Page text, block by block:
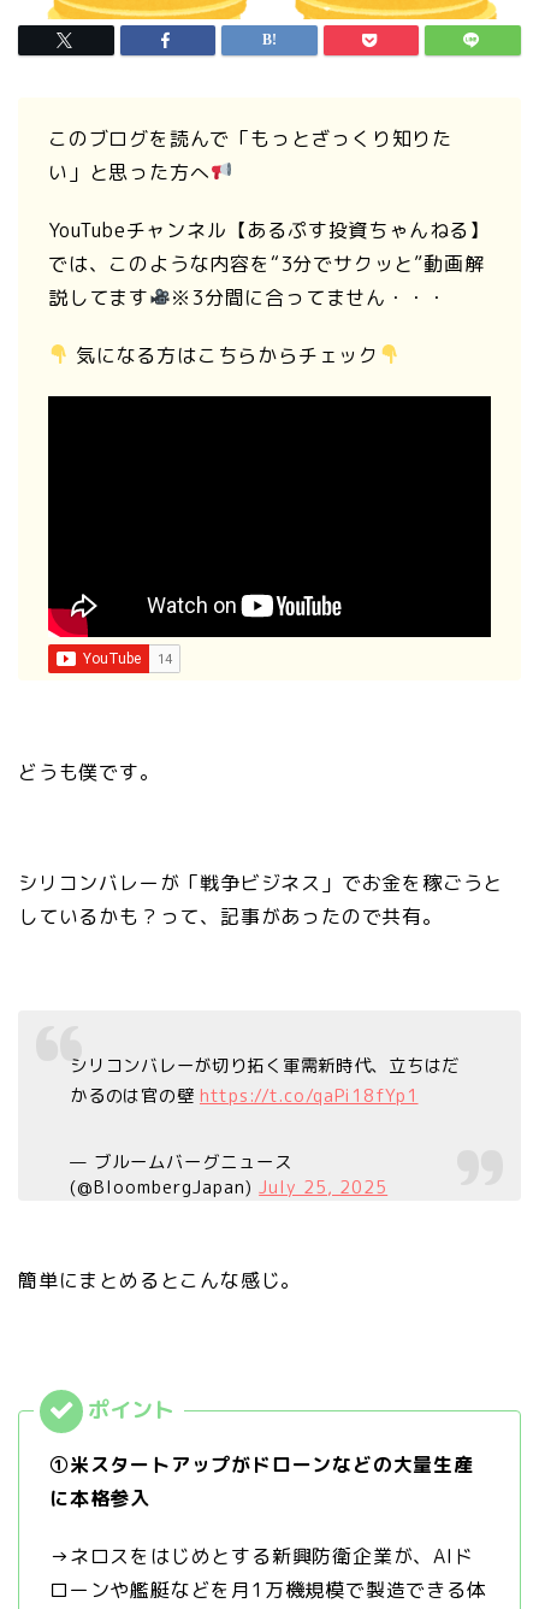
このブログを読んで「もっとざっくり知りた
い」と思った方へ
YouTubeチャンネル【あるぷす投資ちゃんねる】
では、このような内容を“3分でサクッと”動画解
説してます
※3分間に合ってません・・・
気になる方はこちらからチェック
どうも僕です。
シリコンバレーが「戦争ビジネス」でお金を稼ごうと
しているかも？って、記事があったので共有。
シリコンバレーが切り拓く軍需新時代、立ちはだ
かるのは官の壁 https://t.co/qaPi18fYp1
— ブルームバーグニュース
(@BloombergJapan)July 25, 2025
簡単にまとめるとこんな感じ。
①米スタートアップがドローンなどの大量生産
に本格参入
→ネロスをはじめとする新興防衛企業が、AIド
ローンや艦艇などを月1万機規模で製造できる体